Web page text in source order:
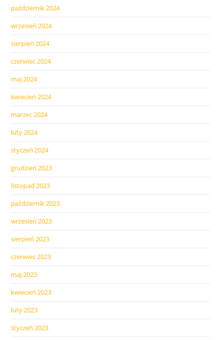
październik 2024
wrzesień 2024
sierpień 2024
czerwiec 2024
maj 2024
kwiecień 2024
marzec 2024
luty 2024
styczeń 2024
grudzień 2023
listopad 2023
październik 2023
wrzesień 2023
sierpień 2023
czerwiec 2023
maj 2023
kwiecień 2023
luty 2023
styczeń 2023